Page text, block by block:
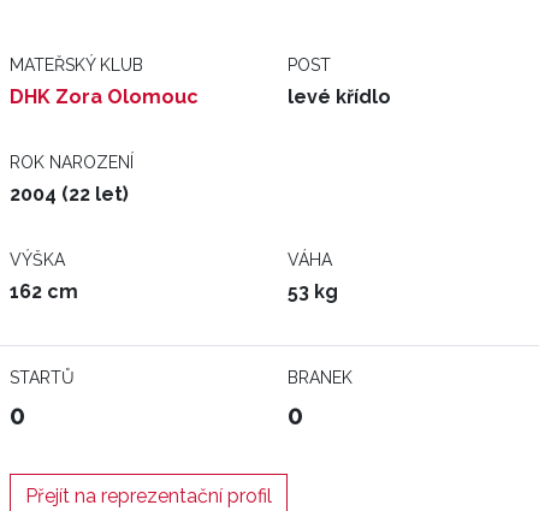
MATEŘSKÝ KLUB
DHK Zora Olomouc
POST
levé křídlo
ROK NAROZENÍ
2004 (22 let)
VÝŠKA
162 cm
VÁHA
53 kg
STARTŮ
0
BRANEK
0
Přejít na reprezentační profil